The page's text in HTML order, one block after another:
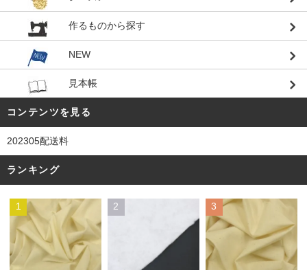
作るものから探す
NEW
見本帳
コンテンツを見る
202305配送料
ランキング
1 2 3